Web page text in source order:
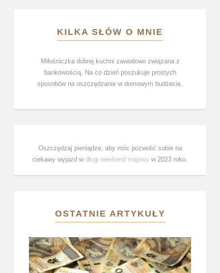
KILKA SŁÓW O MNIE
Miłośniczka dobrej kuchni zawodowo związana z
bankowością. Na co dzień poszukuje prostych
sposobów na oszczędzanie w domowym budżecie.
Oszczędzaj pieniądze, aby móc pozwolić sobie na
ciekawy wyjazd w długi weekend majowy w 2023 roku.
OSTATNIE ARTYKUŁY